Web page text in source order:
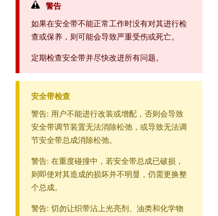
警告
如果在安全带不能正常工作时没有对其进行检
查或保养，则可能会导致严重受伤或死亡。
定期检查安全带并尽快改进所有问题。
安全带检查
警告: 用户不能进行改装或增配，否则会导致
安全带调节装置无法消除松弛，或导致无法调
节安全带总成消除松弛。
警告: 在重度碰撞中，若安全带总成已破损，
则即使对其造成的损坏并不明显，仍需更换整
个总成。
警告: 切勿让织带沾上光亮剂、油类和化学物